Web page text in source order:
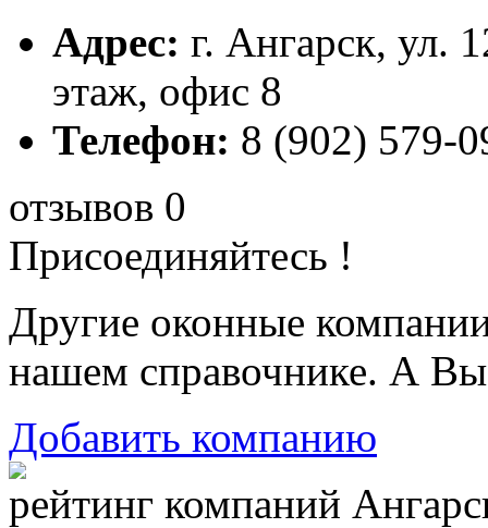
Адрес: г. Ангарск, ул.
этаж, офис 8
Телефон: 8 (902) 579-
отзывов 0
Присоединяйтесь !
Другие оконные
нашем справочнике. А
Добавить компанию
рейтинг компаний